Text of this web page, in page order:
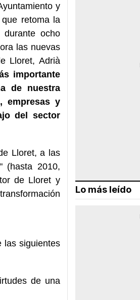
y
retoma la
ocho
las nuevas
Lloret, Adrià
importante
de nuestra
empresas y
del sector
Lloret, a las
(hasta 2010,
de Lloret y
las siguientes
de una
Lo más leído